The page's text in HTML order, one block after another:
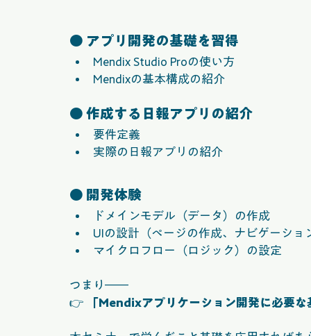
● アプリ開発の基礎を習得
Mendix Studio Proの使い方
Mendixの基本構成の紹介
● 作成する日報アプリの紹介
要件定義
実際の日報アプリの紹介
● 開発体験
ドメインモデル（データ）の作成
UIの設計（ページの作成、ナビゲーショ
マイクロフロー（ロジック）の設定
つまり――
👉
「Mendixアプリケーション開発に必要